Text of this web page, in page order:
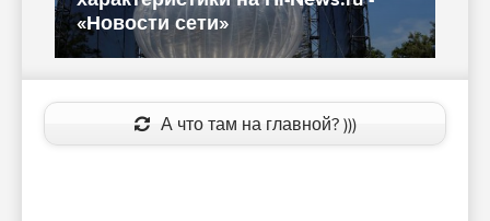
«Новости сети»
А что там на главной? )))